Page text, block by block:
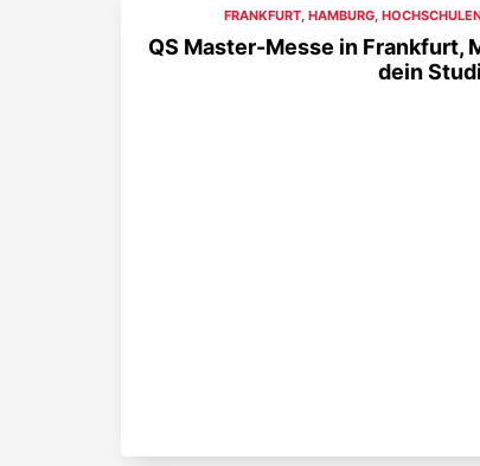
FRANKFURT, HAMBURG,
QS Master-Messe in Frankfurt,
dein